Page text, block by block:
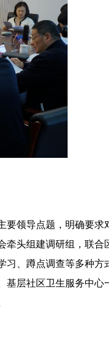
要领导点题，明确要求
牵头组建调研组，联合
习、蹲点调查等多种方
基层社区卫生服务中心